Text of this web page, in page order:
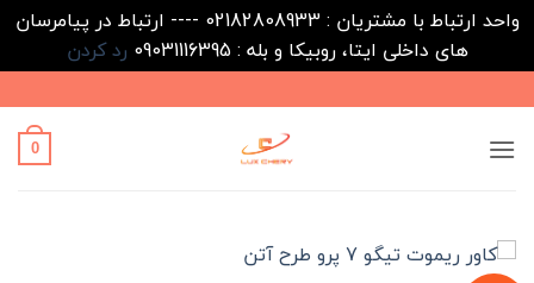
واحد ارتباط با مشتریان : 02182808933 ---- ارتباط در پیامرسان
های داخلی ایتا، روبیکا و بله : 09031116395
رد کردن
to
content
0